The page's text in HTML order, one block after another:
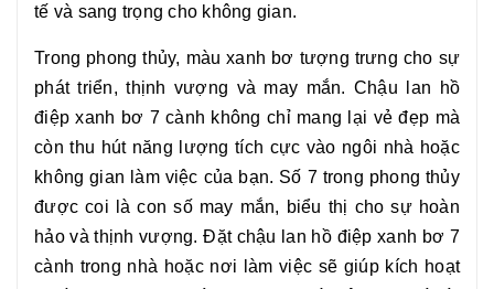
tế và sang trọng cho không gian.
Trong phong thủy, màu xanh bơ tượng trưng cho sự
phát triển, thịnh vượng và may mắn. Chậu lan hồ
điệp xanh bơ 7 cành không chỉ mang lại vẻ đẹp mà
còn thu hút năng lượng tích cực vào ngôi nhà hoặc
không gian làm việc của bạn. Số 7 trong phong thủy
được coi là con số may mắn, biểu thị cho sự hoàn
hảo và thịnh vượng. Đặt chậu lan hồ điệp xanh bơ 7
cành trong nhà hoặc nơi làm việc sẽ giúp kích hoạt